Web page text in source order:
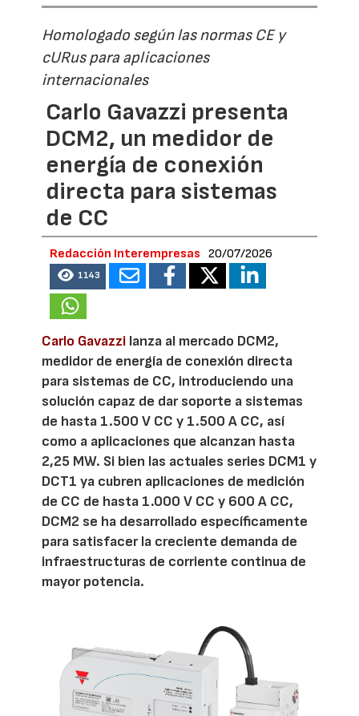
Homologado según las normas CE y
cURus para aplicaciones
internacionales
Carlo Gavazzi presenta
DCM2, un medidor de
energía de conexión
directa para sistemas
de CC
Redacción Interempresas 20/07/2026
1143
Carlo Gavazzi lanza al mercado DCM2,
medidor de energía de conexión directa
para sistemas de CC, introduciendo una
solución capaz de dar soporte a sistemas
de hasta 1.500 V CC y 1.500 A CC, así
como a aplicaciones que alcanzan hasta
2,25 MW. Si bien las actuales series DCM1 y
DCT1 ya cubren aplicaciones de medición
de CC de hasta 1.000 V CC y 600 A CC,
DCM2 se ha desarrollado específicamente
para satisfacer la creciente demanda de
infraestructuras de corriente continua de
mayor potencia.